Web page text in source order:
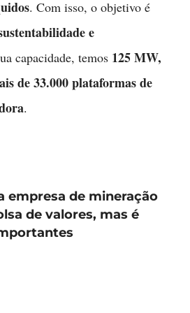
. Com isso, o objetivo é
e
capacidade, temos 125 MW,
de 33.000 plataformas de
.
empresa de mineração
de valores, mas é